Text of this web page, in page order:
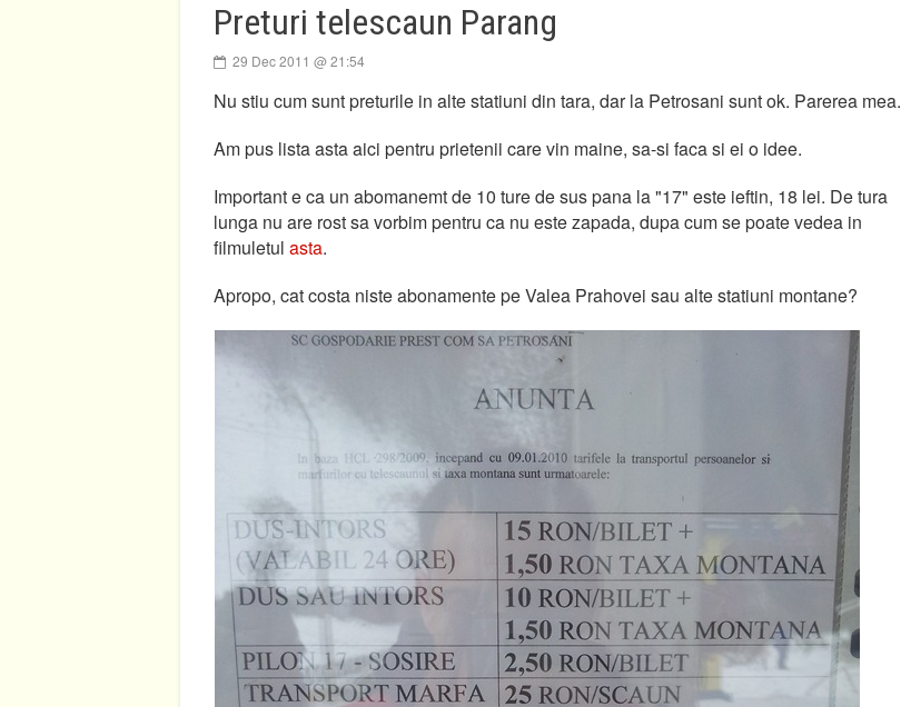
Preturi telescaun Parang
29 Dec 2011 @ 21:54
Nu stiu cum sunt preturile in alte statiuni din tara, dar la Petrosani sunt ok. Parerea mea.
Am pus lista asta aici pentru prietenii care vin maine, sa-si faca si ei o idee.
Important e ca un abomanemt de 10 ture de sus pana la "17" este ieftin, 18 lei. De tura
lunga nu are rost sa vorbim pentru ca nu este zapada, dupa cum se poate vedea in
filmuletul asta.
Apropo, cat costa niste abonamente pe Valea Prahovei sau alte statiuni montane?